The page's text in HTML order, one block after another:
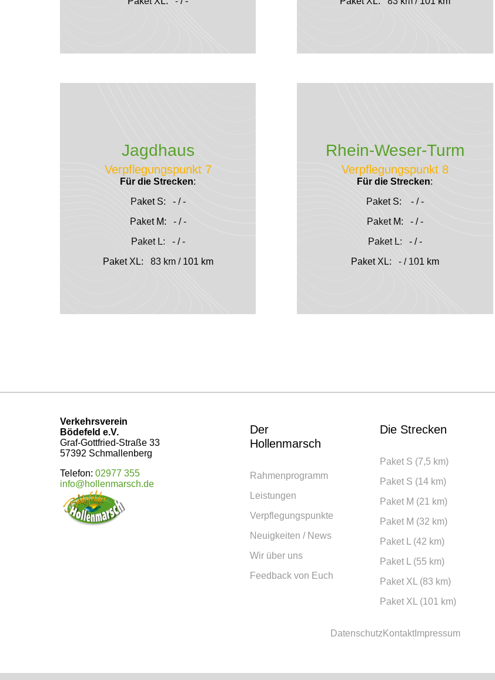
Jagdhaus
Verpflegungspunkt 7
Für die Strecken:
Paket S: - / -
Paket M: - / -
Paket L: - / -
Paket XL: 83 km / 101 km
Rhein-Weser-Turm
Verpflegungspunkt 8
Für die Strecken:
Paket S: - / -
Paket M: - / -
Paket L: - / -
Paket XL: - / 101 km
Verkehrsverein
Bödefeld e.V.
Graf-Gottfried-Straße 33
57392 Schmallenberg
Telefon: 02977 355
info@hollenmarsch.de
Der
Hollenmarsch
Rahmenprogramm
Leistungen
Verpflegungspunkte
Neuigkeiten / News
Wir über uns
Feedback von Euch
Die Strecken
Paket S (7,5 km)
Paket S (14 km)
Paket M (21 km)
Paket M (32 km)
Paket L (42 km)
Paket L (55 km)
Paket XL (83 km)
Paket XL (101 km)
Datenschutz KontaktImpressum